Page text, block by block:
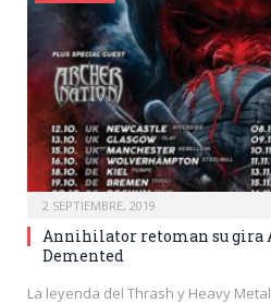
2 SEPTIEMBRE, 2019
Annihilator retoman su gira
Demented
La leyenda del Thrash y Heavy